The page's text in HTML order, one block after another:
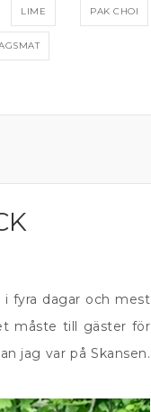
LIME PAK CHOI
i fyra dagar och mest
måste till gäster för
jag var på Skansen.